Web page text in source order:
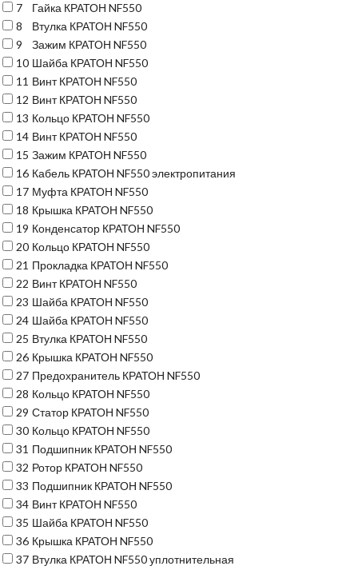
7
Гайка КРАТОН NF550
8
Втулка КРАТОН NF550
9
Зажим КРАТОН NF550
10 Шайба КРАТОН NF550
11 Винт КРАТОН NF550
12 Винт КРАТОН NF550
13 Кольцо КРАТОН NF550
14 Винт КРАТОН NF550
15 Зажим КРАТОН NF550
16 Кабель КРАТОН NF550 электропитания
17 Муфта КРАТОН NF550
18 Крышка КРАТОН NF550
19 Конденсатор КРАТОН NF550
20 Кольцо КРАТОН NF550
21 Прокладка КРАТОН NF550
22 Винт КРАТОН NF550
23 Шайба КРАТОН NF550
24 Шайба КРАТОН NF550
25 Втулка КРАТОН NF550
26 Крышка КРАТОН NF550
27 Предохранитель КРАТОН NF550
28 Кольцо КРАТОН NF550
29 Статор КРАТОН NF550
30 Кольцо КРАТОН NF550
31 Подшипник КРАТОН NF550
32 Ротор КРАТОН NF550
33 Подшипник КРАТОН NF550
34 Винт КРАТОН NF550
35 Шайба КРАТОН NF550
36 Крышка КРАТОН NF550
37 Втулка КРАТОН NF550 уплотнительная